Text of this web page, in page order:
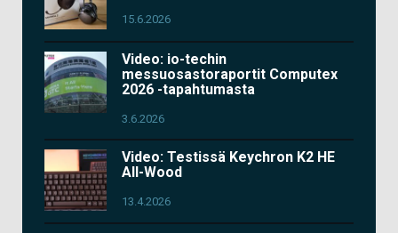
15.6.2026
Video: io-techin
messuosastoraportit Computex
2026 -tapahtumasta
3.6.2026
Video: Testissä Keychron K2 HE
All-Wood
13.4.2026